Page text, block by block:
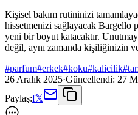
Kişisel bakım rutininizi
hissetmenizi sağlayacak Bargello
yeni bir boyut katacaktır.
değil, aynı zamanda kişiliğinizin
#parfum#erkek#koku#kalicilik#
26 Aralık 2025·Güncellendi: 27
Paylaş:f𝕏